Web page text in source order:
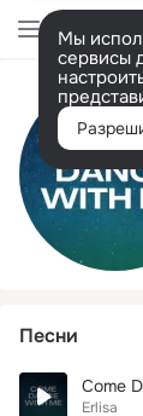
Мы
сервисы
Песни
Come
Erlisa